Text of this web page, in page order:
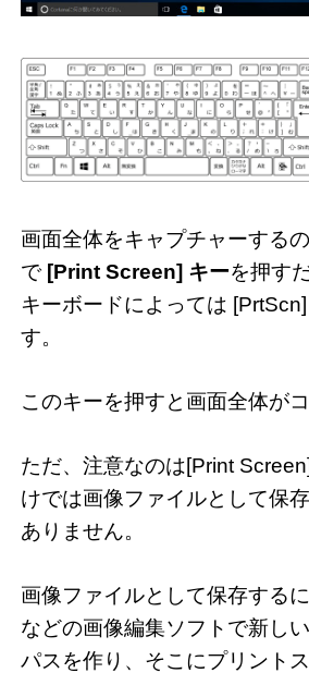
画面全体をキャプチャーする
で [Print Screen] キーを押す
キーボードによっては
す。
このキーを押すと画面全体が
ただ、注意なのは[Print
けでは画像ファイルとして保
ありません。
画像ファイルとして保存する
などの画像編集ソフトで新し
パスを作り、そこにプリント